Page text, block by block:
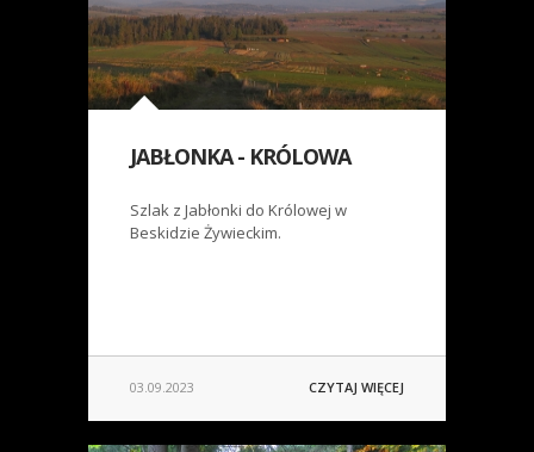
JABŁONKA - KRÓLOWA
Szlak z Jabłonki do Królowej w
Beskidzie Żywieckim.
03.09.2023 CZYTAJ WIĘCEJ